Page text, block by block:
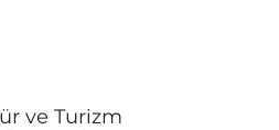
ve Turizm